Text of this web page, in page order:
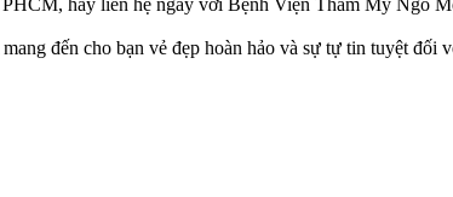
hãy liên hệ ngay với Bệnh Viện Thẩm Mỹ Ngô
đến cho bạn vẻ đẹp hoàn hảo và sự tự tin tuyệt đối